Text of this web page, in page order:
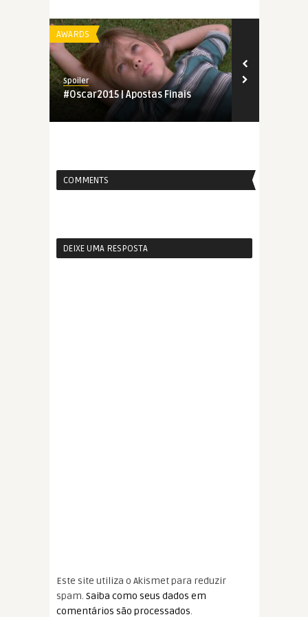
AWARDS
Spoiler
#Oscar2015 | Apostas Finais
COMMENTS
DEIXE UMA RESPOSTA
Este site utiliza o Akismet para reduzir
spam. Saiba como seus dados em
comentários são processados.